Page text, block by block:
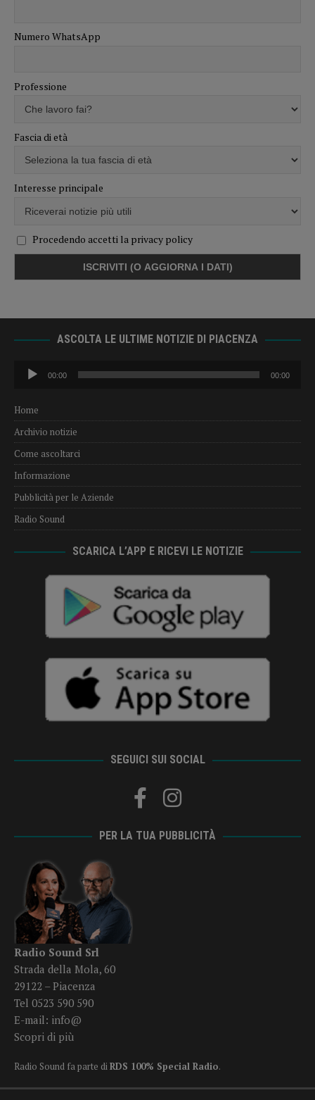
Numero WhatsApp
Professione
Fascia di età
Interesse principale
Procedendo accetti la privacy policy
ASCOLTA LE ULTIME NOTIZIE DI PIACENZA
Audio
Player
00:00 00:00
Home
Archivio notizie
Come ascoltarci
Informazione
Pubblicità per le Aziende
Radio Sound
SCARICA L’APP E RICEVI LE NOTIZIE
SEGUICI SUI SOCIAL
PER LA TUA PUBBLICITÀ
Radio Sound Srl
Strada della Mola, 60
29122 – Piacenza
Tel 0523 590 590
E-mail: info@
Scopri di più
Radio Sound fa parte diRDS 100% Special Radio.